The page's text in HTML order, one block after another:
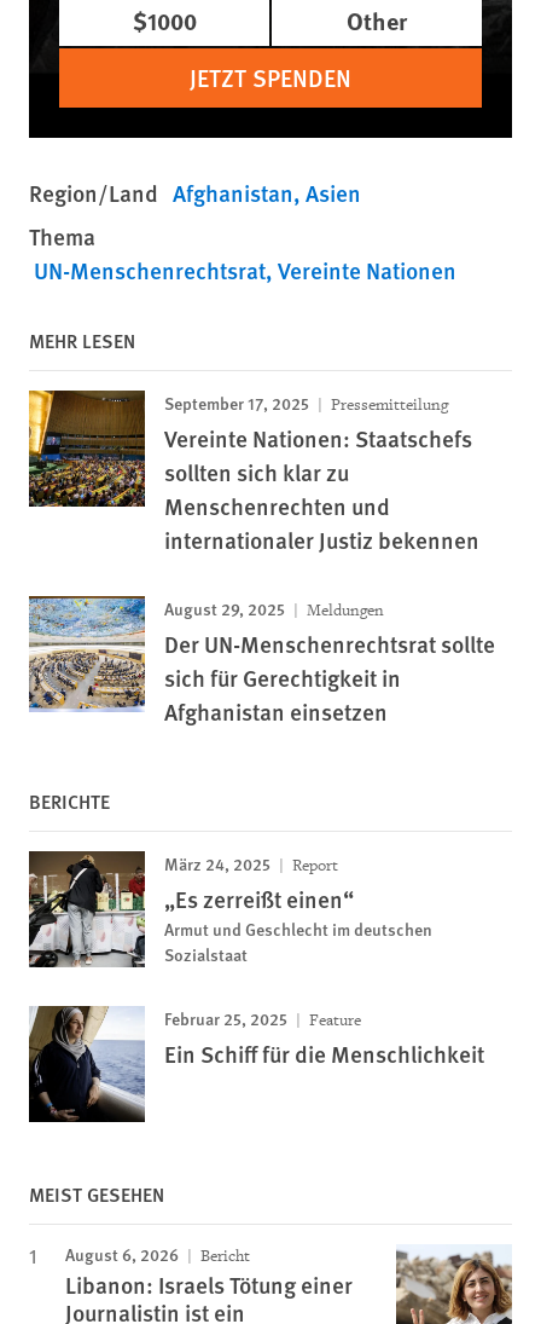
$1000
Other
JETZT SPENDEN
Region/Land Afghanistan Asien
Thema
UN-Menschenrechtsrat Vereinte Nationen
MEHR LESEN
September 17, 2025 Pressemitteilung
Vereinte Nationen: Staatschefs
sollten sich klar zu
Menschenrechten und
internationaler Justiz bekennen
August 29, 2025 Meldungen
Der UN-Menschenrechtsrat sollte
sich für Gerechtigkeit in
Afghanistan einsetzen
BERICHTE
März 24, 2025 Report
„Es zerreißt einen“
Armut und Geschlecht im deutschen
Sozialstaat
Februar 25, 2025 Feature
Ein Schiff für die Menschlichkeit
MEIST GESEHEN
August 6, 2026 Bericht
Libanon: Israels Tötung einer
Journalistin ist ein